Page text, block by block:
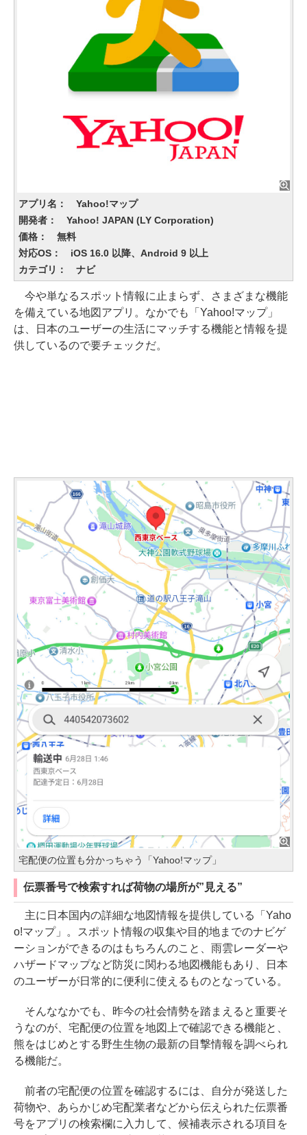
アプリ名： Yahoo!マップ
開発者： Yahoo! JAPAN (LY Corporation)
価格： 無料
対応OS： iOS 16.0 以降、Android 9 以上
カテゴリ： ナビ
今や単なるスポット情報に止まらず、さまざまな機能
を備えている地図アプリ。なかでも「Yahoo!マップ」
は、日本のユーザーの生活にマッチする機能と情報を提
供しているので要チェックだ。
宅配便の位置も分かっちゃう「Yahoo!マップ」
伝票番号で検索すれば荷物の場所が”見える”
主に日本国内の詳細な地図情報を提供している「Yaho
o!マップ」。スポット情報の収集や目的地までのナビゲ
ーションができるのはもちろんのこと、雨雲レーダーや
ハザードマップなど防災に関わる地図機能もあり、日本
のユーザーが日常的に便利に使えるものとなっている。
そんななかでも、昨今の社会情勢を踏まえると重要そ
うなのが、宅配便の位置を地図上で確認できる機能と、
熊をはじめとする野生生物の最新の目撃情報を調べられ
る機能だ。
前者の宅配便の位置を確認するには、自分が発送した
荷物や、あらかじめ宅配業者などから伝えられた伝票番
号をアプリの検索欄に入力して、候補表示される項目を